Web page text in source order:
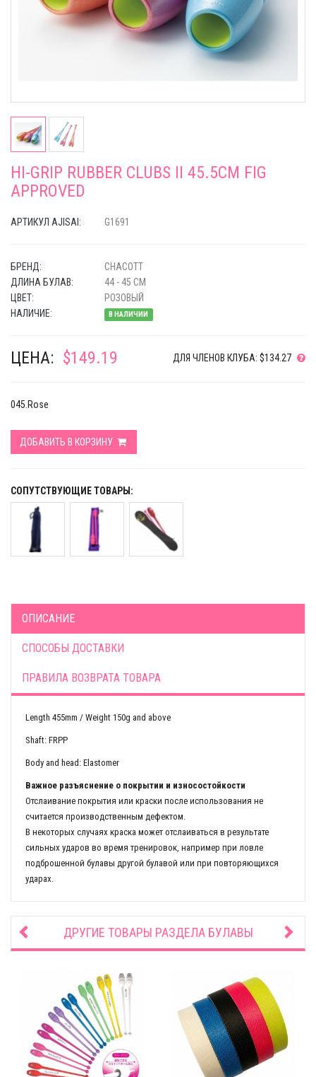
HI-GRIP RUBBER CLUBS II 45.5CM FIG
APPROVED
АРТИКУЛ AJISAI: G1691
БРЕНД:
CHACOTT
ДЛИНА БУЛАВ:
44 - 45 СМ
ЦВЕТ:
РОЗОВЫЙ
НАЛИЧИЕ:
В НАЛИЧИИ
ЦЕНА: $149.19 ДЛЯ ЧЛЕНОВ КЛУБА: $134.27
045.Rose
ДОБАВИТЬ В КОРЗИНУ
СОПУТСТВУЮЩИЕ ТОВАРЫ:
ОПИСАНИЕ
СПОСОБЫ ДОСТАВКИ
ПРАВИЛА ВОЗВРАТА ТОВАРА
Length 455mm / Weight 150g and above
Shaft: FRPP
Body and head: Elastomer
Важное разъяснение о покрытии и износостойкости
Отслаивание покрытия или краски после использования не
считается производственным дефектом.
В некоторых случаях краска может отслаиваться в результате
сильных ударов во время тренировок, например при ловле
подброшенной булавы другой булавой или при повторяющихся
ударах.
ДРУГИЕ ТОВАРЫ РАЗДЕЛА БУЛАВЫ